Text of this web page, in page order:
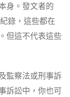
身。發文者的
錄，這些都在
但這不代表這些
監察法或刑事訴
訴訟中，你也可